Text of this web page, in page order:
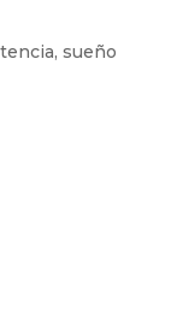
sueño